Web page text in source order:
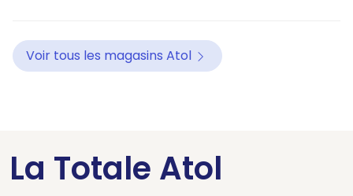
Voir tous les magasins Atol
La Totale Atol